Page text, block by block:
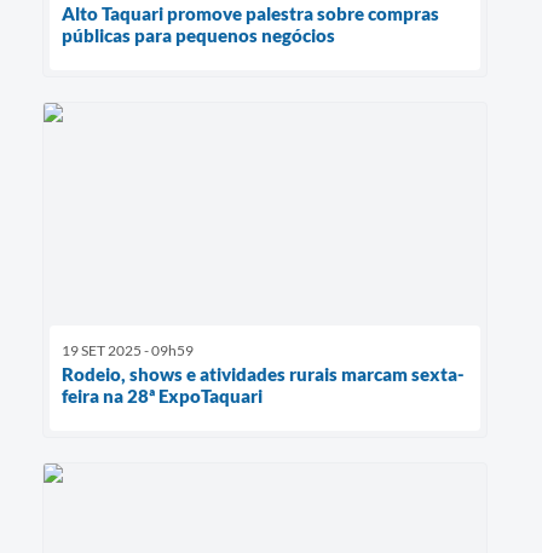
Alto Taquari promove palestra sobre compras
públicas para pequenos negócios
19 SET 2025 - 09h59
Rodeio, shows e atividades rurais marcam sexta-
feira na 28ª ExpoTaquari